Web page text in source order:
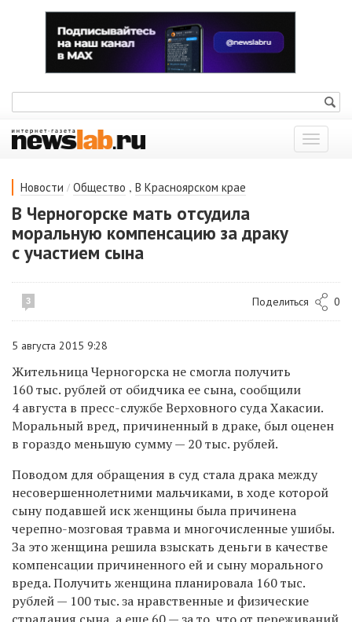
Показать
меню
Новости / Общество , В Красноярском крае
В Черногорске мать отсудила
моральную компенсацию за драку
с участием сына
3 Поделиться 0
5 августа 2015 9:28
Жительница Черногорска не смогла получить
160 тыс. рублей от обидчика ее сына, сообщили
4 августа в пресс-службе Верховного суда Хакасии.
Моральный вред, причиненный в драке, был оценен
в гораздо меньшую сумму — 20 тыс. рублей.
Поводом для обращения в суд стала драка между
несовершеннолетними мальчиками, в ходе которой
сыну подавшей иск женщины была причинена
черепно-мозговая травма и многочисленные ушибы.
За это женщина решила взыскать деньги в качестве
компенсации причиненного ей и сыну морального
вреда. Получить женщина планировала 160 тыс.
рублей — 100 тыс. за нравственные и физические
страдания сына, а еще 60 — за то, что от переживаний